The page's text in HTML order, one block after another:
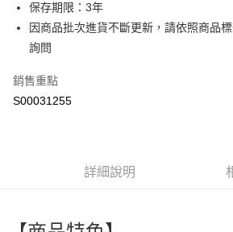
街口支付
全盈+PAY
ATM付款
保存期限：3年
因商品批次進貨不斷更新，請依照商品
詢問
銷售重點
S00031255
詳細說明